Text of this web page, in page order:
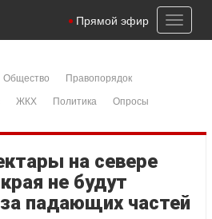
Toggle
Прямой эфир
Общество
Правопорядок
ЖКХ Политика
Опросы
на севере
не будут
падающих частей